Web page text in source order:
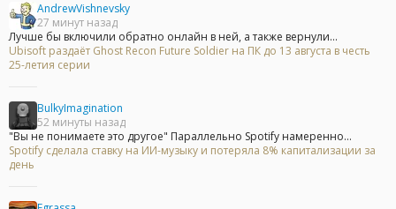
AndrewVishnevsky
27 минут назад
Лучше бы включили обратно онлайн в ней, а также вернули...
Ubisoft раздаёт Ghost Recon Future Soldier на ПК до 13 августа в честь
25-летия серии
BulkyImagination
52 минуты назад
"Вы не понимаете это другое" Параллельно Spotify намеренно...
Spotify сделала ставку на ИИ-музыку и потеряла 8% капитализации за
день